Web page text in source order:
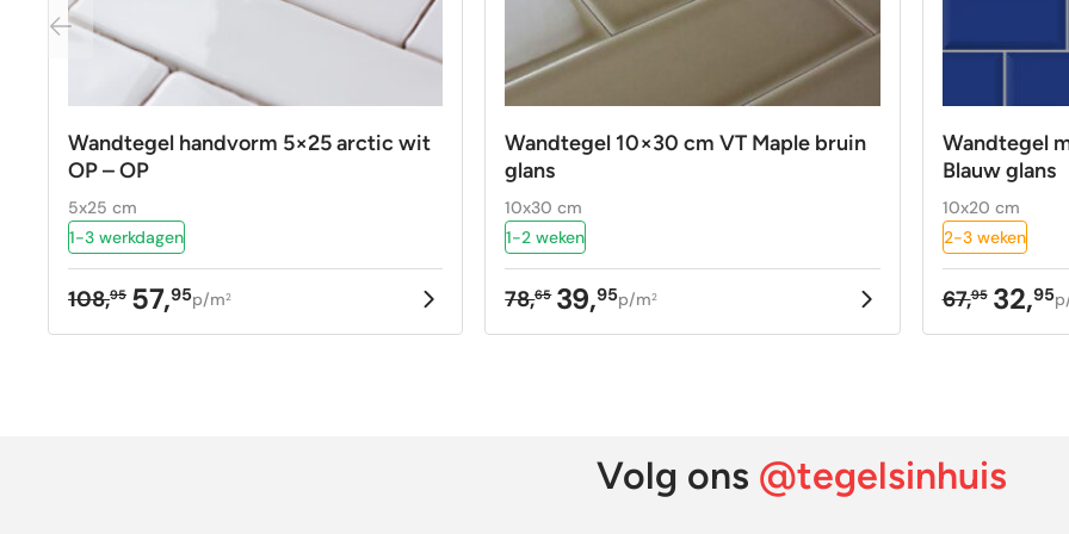
Wandtegel handvorm 5×25 arctic wit
OP – OP
5x25 cm
1-3 werkdagen
108,95
Oorspronkelijke
prijs
57,95
Huidige
prijs
p/m2
Wandtegel 10×30 cm VT Maple bruin
glans
10x30 cm
1-2 weken
78,65
Oorspronkelijke
prijs
39,95
Huidige
prijs
p/m2
Wandtegel
Blauw glans
10x20 cm
2-3 weken
67,95
prijs
32,95
Huidige
prijs
Volg ons @tegelsinhuis